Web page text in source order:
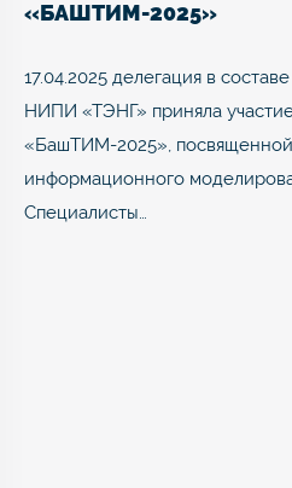
«БАШТИМ-2025»
17.04.2025 делегация в
НИПИ «ТЭНГ» приняла
«БашТИМ-2025», посвященной
информационного
Специалисты…